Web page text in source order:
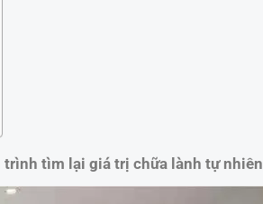
trình tìm lại giá trị chữa lành tự nhiên